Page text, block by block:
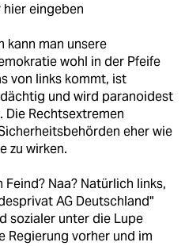
eingeben
kann man unsere
wohl in der Pfeife
von links kommt, ist
und wird paranoidest
Die Rechtsextremen
eher wie
zu wirken.
Feind? Naa? Natürlich links,
AG Deutschland"
sozialer unter die Lupe
Regierung vorher und im